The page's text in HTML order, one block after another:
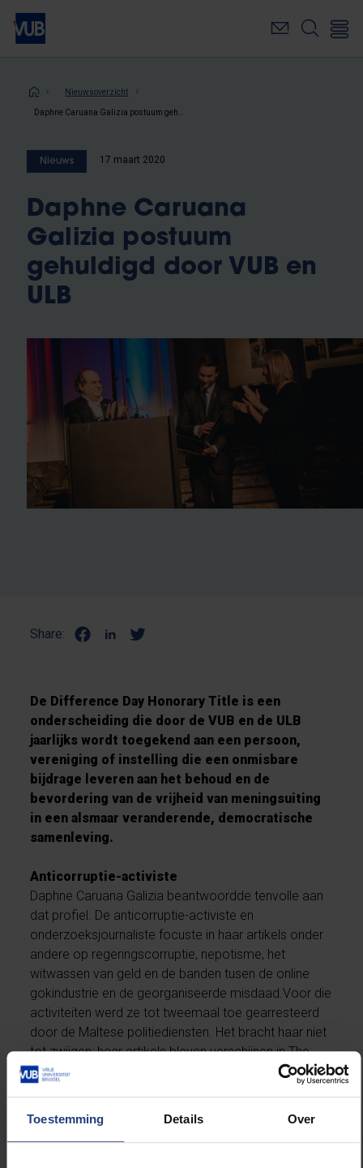
Toestemming Details Over
Overslaan
naar
inhoudKruimelpad
Nieuwsoverzicht
Nieuws 17 maart 2020
Daphne Caruana
Galizia postuum
gehuldigd door VUB en
ULB
Share:
De Difference Day Honorary Title is een
onderscheiding die door de VUB en de ULB
jaarlijks wordt toegekend aan een persoon,
vereniging of instelling die een onmisbare
bijdrage leveren aan het behoud en de
bevordering van de vrijheid van meningsuiting
in een alsmaar veranderende, democratische
samenleving.
Anticorruptie-activiste
Daphne Caruana Galizia beantwoordde tenvolle aan
dat profiel. De anticorruptie-activiste en
onderzoeksjournaliste focuste in haar artikels onder
andere op regeringscorruptie, nepotisme, het
witwassen van geld en de banden tusen de online
gokindustrie en de georganiseerde misdaad.Voor die
activiteiten werd ze tot tweemaal toe gearresteerd
door de Maltese politiediensten. Het bracht haar niet
tot zwijgen: haar artikels bleven verschijnen in The
Suday Times of Malta en later in The Malta
Galizia hield er ook een veelgelezen blog op na,